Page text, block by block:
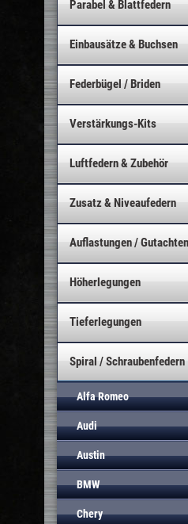
Parabel & Blattfedern
Einbausätze & Buchsen
Federbügel / Briden
Verstärkungs-Kits
Luftfedern & Zubehör
Zusatz & Niveaufedern
Auflastungen / Gutachten
Höherlegungen
Tieferlegungen
Spiral / Schraubenfedern
Alfa Romeo
Audi
Austin
BMW
Chery